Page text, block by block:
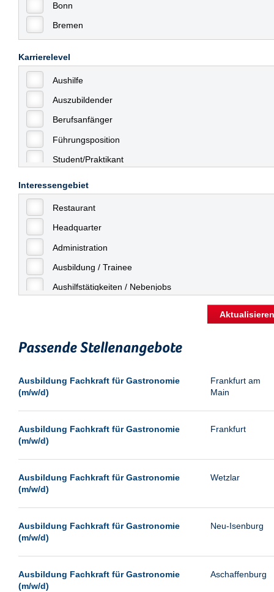
Bonn
Bremen
Celle
Chemnitz
Dessau
Dresden
Düsseldorf
Erfurt
Essen
Frankfurt
Frankfurt am Main
Freiburg
Fulda
Göppingen
Hamburg
Heilbronn
Karlsruhe
Kassel
Landau
Ludwigshafen
Karrierelevel
Aushilfe
Auszubildender
Berufsanfänger
Führungsposition
Student/Praktikant
Interessengebiet
Restaurant
Headquarter
Administration
Ausbildung / Trainee
Aushilfstätigkeiten / Nebenjobs
Sonstiges
Passende Stellenangebote
Ausbildung Fachkraft für Gastronomie
(m/w/d)
Frankfurt am
Main
Ausbildung Fachkraft für Gastronomie
(m/w/d)
Frankfurt
Ausbildung Fachkraft für Gastronomie
(m/w/d)
Wetzlar
Ausbildung Fachkraft für Gastronomie
(m/w/d)
Neu-Isenburg
Ausbildung Fachkraft für Gastronomie
(m/w/d)
Aschaffenburg